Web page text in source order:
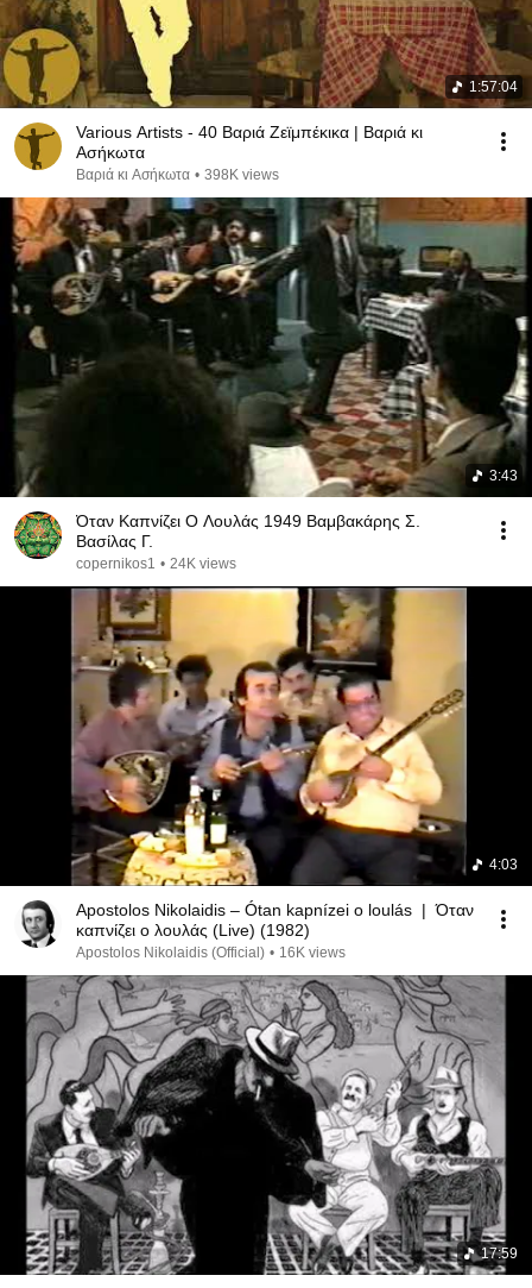
1:57:04
Various Artists - 40 Βαριά Ζεϊμπέκικα | Βαριά κι
Ασήκωτα
Βαριά κι Ασήκωτα • 398K views
3:43
Όταν Καπνίζει Ο Λουλάς 1949 Βαμβακάρης Σ.
Βασίλας Γ.
copernikos1 • 24K views
4:03
Apostolos Nikolaidis – Ótan kapnízei o loulás | Όταν
καπνίζει ο λουλάς (Live) (1982)
Apostolos Nikolaidis (Official) • 16K views
17:59